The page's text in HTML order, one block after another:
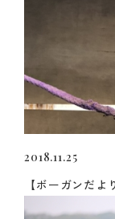
2018.11.25
【ボーガンだよ